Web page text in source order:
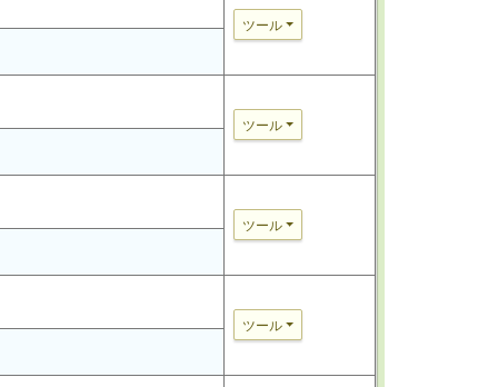
ツール
ツール
ツール
ツール